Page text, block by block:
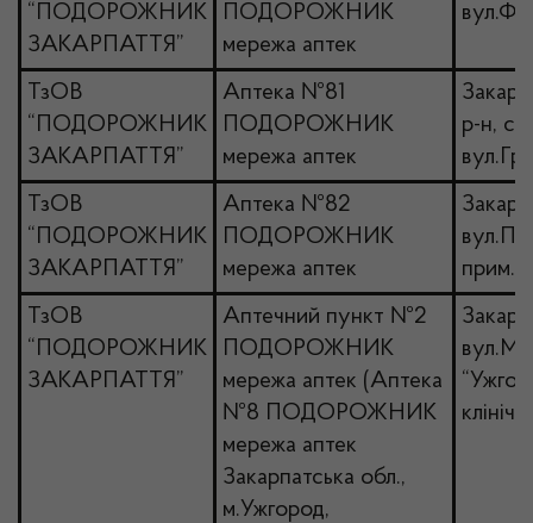
“ПОДОРОЖНИК
ЗАКАРПАТТЯ”
ПОДОРОЖНИК
мережа аптек
ТзОВ
“ПОДОРОЖНИК
ЗАКАРПАТТЯ”
Аптека №81
ПОДОРОЖНИК
мережа аптек
р-н,
ТзОВ
“ПОДОРОЖНИК
ЗАКАРПАТТЯ”
Аптека №82
ПОДОРОЖНИК
мережа аптек
прим.2
ТзОВ
“ПОДОРОЖНИК
ЗАКАРПАТТЯ”
Аптечний пункт №2
ПОДОРОЖНИК
мережа аптек (Аптека
№8 ПОДОРОЖНИК
мережа аптек
Закарпатська обл.,
м.Ужгород,